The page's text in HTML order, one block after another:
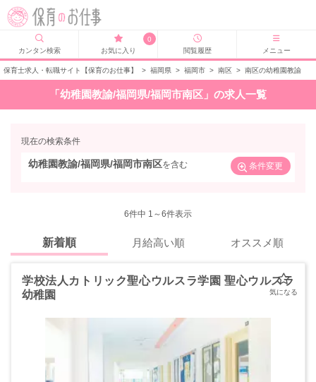
カンタン検索
0
お気に入り
閲覧履歴 メニュー
保育士求人・転職サイト【保育のお仕事】 > 福岡県 > 福岡市 > 南区 > 南区の幼稚園教諭
「幼稚園教諭/福岡県/福岡市南区」の求人一覧
現在の検索条件
幼稚園教諭/福岡県/福岡市南区を含む 条件変更
6件中 1～6件表示
新着順 月給高い順 オススメ順
学校法人カトリック聖心ウルスラ学園 聖心ウルスラ
幼稚園